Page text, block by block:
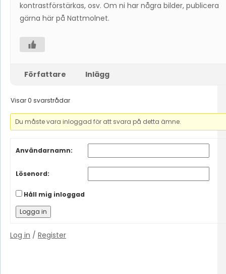
kontrastförstärkas, osv. Om ni har några bilder, publicera
gärna här på Nattmolnet.
Författare Inlägg
Visar 0 svarstrådar
Du måste vara inloggad för att svara på detta ämne.
Användarnamn:
Lösenord:
Håll mig inloggad
Logga in
Log in / Register